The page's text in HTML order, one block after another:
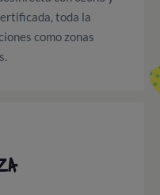
toda la
como zonas